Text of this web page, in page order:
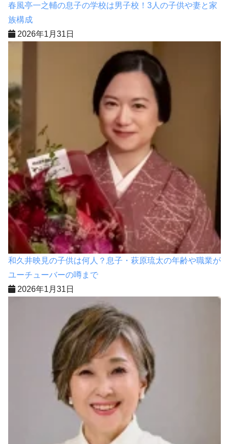
春風亭一之輔の息子の学校は男子校！3人の子供や妻と家
族構成
2026年1月31日
和久井映見の子供は何人？息子・萩原琉太の年齢や職業が
ユーチューバーの噂まで
2026年1月31日